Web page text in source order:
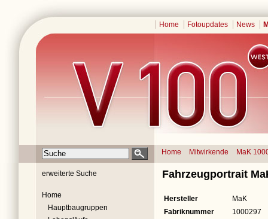
Home Fotoupdates News
Home Mitwirkende MaK
erweiterte Suche
Home
Hauptbaugruppen
Fahrzeugportrait
Hersteller
MaK
Fabriknummer
1000297